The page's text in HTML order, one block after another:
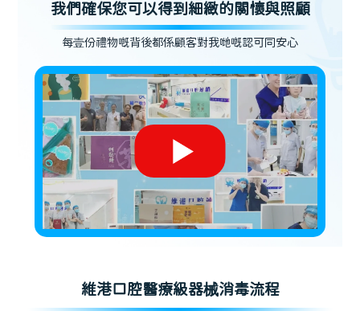
我們確保您可以得到細緻的關懷與照顧
每壹份禮物嘅背後都係顧客對我哋嘅認可同安心
維港口腔醫療級器械消毒流程